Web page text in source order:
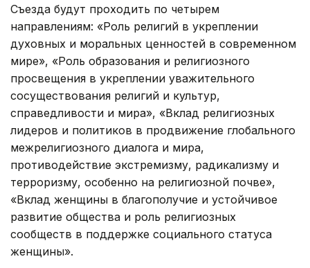
Съезда будут проходить по четырем
направлениям: «Роль религий в укреплении
духовных и моральных ценностей в современном
мире», «Роль образования и религиозного
просвещения в укреплении уважительного
сосуществования религий и культур,
справедливости и мира», «Вклад религиозных
лидеров и политиков в продвижение глобального
межрелигиозного диалога и мира,
противодействие экстремизму, радикализму и
терроризму, особенно на религиозной почве»,
«Вклад женщины в благополучие и устойчивое
развитие общества и роль религиозных
сообществ в поддержке социального статуса
женщины».